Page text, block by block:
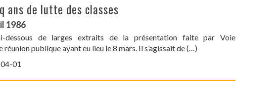
ans de lutte des classes
1986
dessous de larges extraits de la présentation faite par Voie
réunion publique ayant eu lieu le 8 mars. Il s’agissait de (…)
01